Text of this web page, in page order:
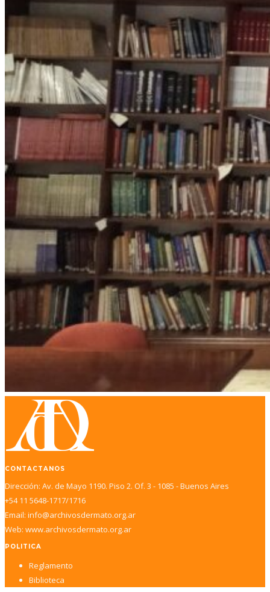
CONTACTANOS
Dirección: Av. de Mayo 1190. Piso 2. Of. 3 - 1085 - Buenos Aires
+54 11 5648-1717/1716
Email: info@archivosdermato.org.ar
Web: www.archivosdermato.org.ar
POLITICA
Reglamento
Biblioteca